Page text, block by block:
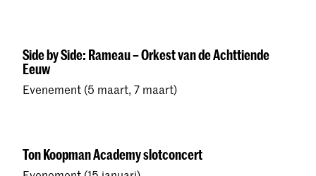
Side by Side: Rameau – Orkest van de Achttiende
Eeuw
Evenement (5 maart, 7 maart)
Ton Koopman Academy slotconcert